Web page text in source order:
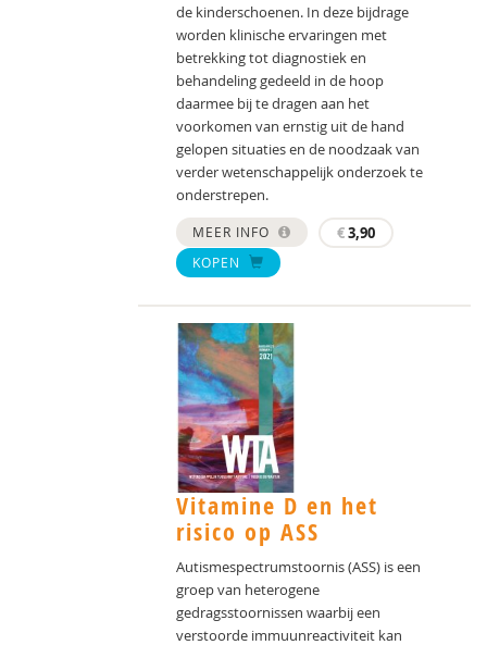
de kinderschoenen. In deze bijdrage
worden klinische ervaringen met
betrekking tot diagnostiek en
behandeling gedeeld in de hoop
daarmee bij te dragen aan het
voorkomen van ernstig uit de hand
gelopen situaties en de noodzaak van
verder wetenschappelijk onderzoek te
onderstrepen.
MEER INFO €3,90
KOPEN
Vitamine D en het
risico op ASS
Autismespectrumstoornis (ASS) is een
groep van heterogene
gedragsstoornissen waarbij een
verstoorde immuunreactiviteit kan